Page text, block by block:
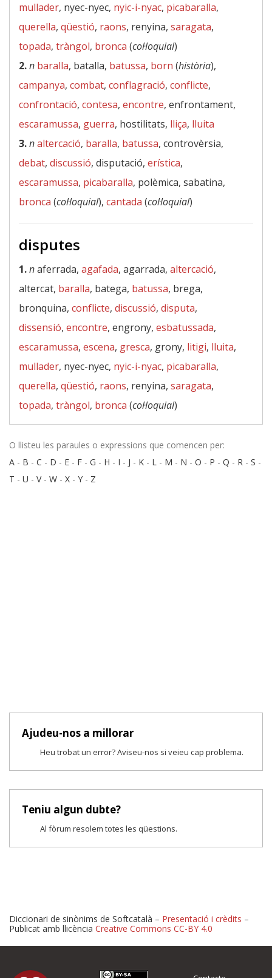
mullader, nyec-nyec, nyic-i-nyac, picabaralla,
querella, qüestió, raons, renyina, saragata,
topada, tràngol, bronca (col·loquial)
2.n baralla, batalla, batussa, born (història),
campanya, combat, conflagració, conflicte,
confrontació, contesa, encontre, enfrontament,
escaramussa, guerra, hostilitats, lliça, lluita
3.naltercació, baralla, batussa, controvèrsia,
debat, discussió, disputació, erística,
escaramussa, picabaralla, polèmica, sabatina,
bronca (col·loquial), cantada (col·loquial)
disputes
1.naferrada, agafada, agarrada, altercació,
altercat, baralla, batega, batussa, brega,
bronquina, conflicte, discussió, disputa,
dissensió, encontre, engrony, esbatussada,
escaramussa, escena, gresca, grony, litigi, lluita,
mullader, nyec-nyec, nyic-i-nyac, picabaralla,
querella, qüestió, raons, renyina, saragata,
topada, tràngol, bronca (col·loquial)
O llisteu les paraules o expressions que comencen per:
A - B - C - D - E - F - G - H - I - J - K - L - M - N - O - P - Q - R - S -
T - U - V- W - X - Y - Z
Ajudeu-nos a millorar
Heu trobat un error? Aviseu-nos si veieu cap problema.
Teniu algun dubte?
Al fòrum resolem totes les qüestions.
Proposeu-nos millores o
Diccionari de sinònims de Softcatalà – Presentació i crèdits –
Publicat amb llicència Creative Commons CC-BY 4.0